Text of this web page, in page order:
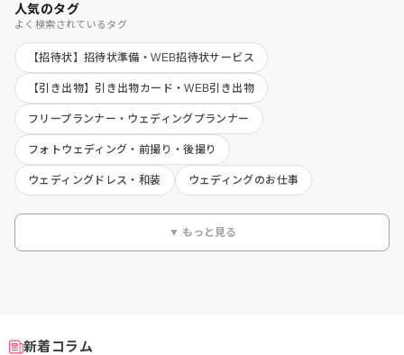
人気のタグ
よく検索されているタグ
【招待状】招待状準備・WEB招待状サービス
【引き出物】引き出物カード・WEB引き出物
フリープランナー・ウェディングプランナー
フォトウェディング・前撮り・後撮り
ウェディングドレス・和装 ウェディングのお仕事
▼ もっと見る
新着コラム